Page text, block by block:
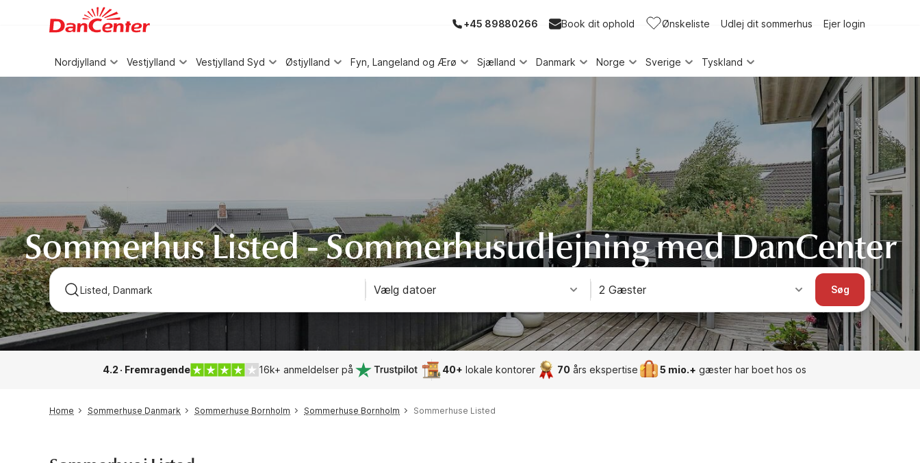
WIZARD MEMBER
+45 89880266 Book dit ophold Ønskeliste Udlej dit sommerhus Ejer login
Nordjylland Vestjylland Vestjylland Syd Østjylland Fyn, Langeland og Ærø Sjælland Danmark Norge Sverige Tyskland
Sommerhus Listed - Sommerhusudlejning med DanCenter
Vælg datoer 2 Gæster Søg
4.2 · Fremragende 16k+ anmeldelser på 40+ lokale kontorer 70 års ekspertise 5 mio.+ gæster har boet hos os
Home Sommerhuse Danmark Sommerhuse Bornholm Sommerhuse Bornholm Sommerhuse Listed